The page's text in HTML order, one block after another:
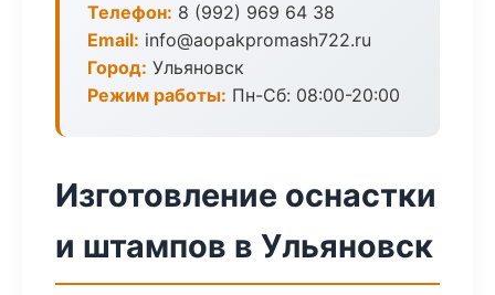
Телефон: 8 (992) 969 64 38
Email: info@aopakpromash722.ru
Город: Ульяновск
Режим работы: Пн-Сб: 08:00-20:00
Изготовление оснастки
и штампов в Ульяновск